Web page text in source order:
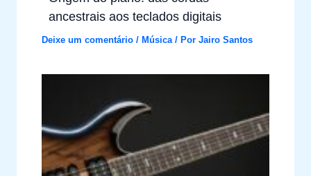
ancestrais aos teclados digitais
Deixe um comentário / Música / PorJairo Santos